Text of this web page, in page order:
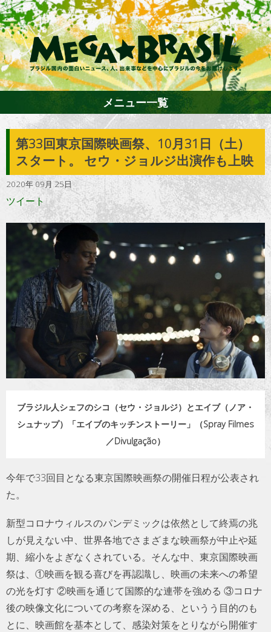
ホーム
ファション
エンターテイメント
グルメ
トラベル
サッカー
PEOPLE
ビジネス
コラム
メニュー一覧
第33回東京国際映画祭、10月31日（土）
スタート。 セウ・ジョルジ出演作も上映
2020年 09月 25日
ツイート
ブラジル人シェフのシコ（セウ・ジョルジ）とエイブ（ノア・
シュナップ）「エイブのキッチンストーリー」（Spray Filmes
／Divulgação）
今年で33回目となる東京国際映画祭の開催日程が公表され
た。
新型コロナウィルスのパンデミックは依然として終焉の兆
しが見えない中、世界各地でさまざまな映画祭が中止や延
期、縮小をよぎなくされている。そんな中、東京国際映画
祭は、①映画を観る喜びを再認識し、映画の未来への希望
の光を灯す ②映画を通じて国際的な連帯を強める ③コロナ
後の映像文化についての考察を深める、というう目的のも
とに、映画館を基本として、感染対策をとりながら開催す